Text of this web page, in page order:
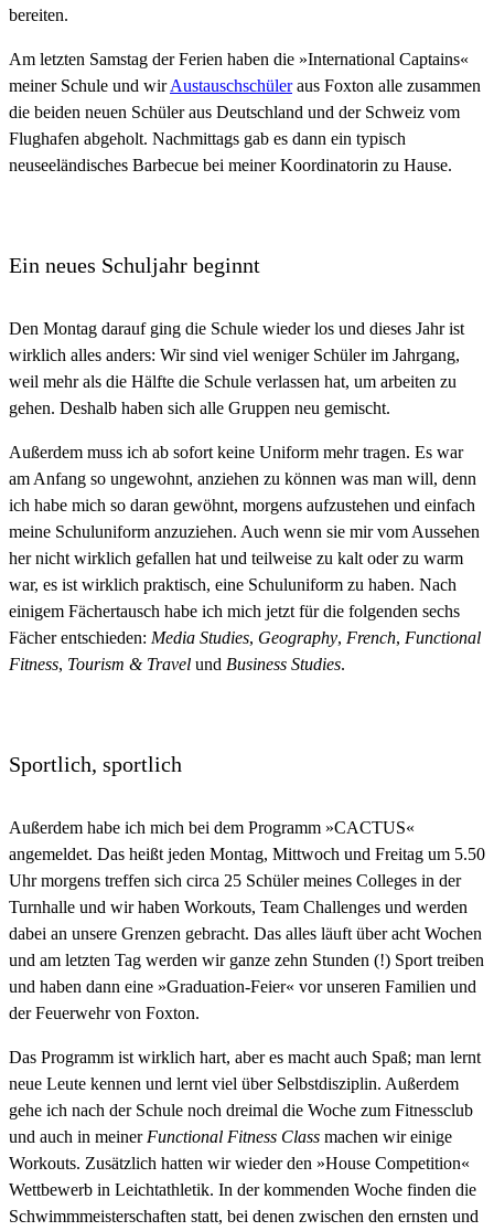
bereiten.
Am letzten Samstag der Ferien haben die »International Captains«
meiner Schule und wirAustauschschüleraus Foxton alle zusammen
die beiden neuen Schüler aus Deutschland und der Schweiz vom
Flughafen abgeholt. Nachmittags gab es dann ein typisch
neuseeländisches Barbecue bei meiner Koordinatorin zu Hause.
Ein neues Schuljahr beginnt
Den Montag darauf ging die Schule wieder los und dieses Jahr ist
wirklich alles anders: Wir sind viel weniger Schüler im Jahrgang,
weil mehr als die Hälfte die Schule verlassen hat, um arbeiten zu
gehen. Deshalb haben sich alle Gruppen neu gemischt.
Außerdem muss ich ab sofort keine Uniform mehr tragen. Es war
am Anfang so ungewohnt, anziehen zu können was man will, denn
ich habe mich so daran gewöhnt, morgens aufzustehen und einfach
meine Schuluniform anzuziehen. Auch wenn sie mir vom Aussehen
her nicht wirklich gefallen hat und teilweise zu kalt oder zu warm
war, es ist wirklich praktisch, eine Schuluniform zu haben. Nach
einigem Fächertausch habe ich mich jetzt für die folgenden sechs
Fächer entschieden: Media Studies, Geography, French, Functional
Fitness, Tourism & Travel und Business Studies.
Sportlich, sportlich
Außerdem habe ich mich bei dem Programm »CACTUS«
angemeldet. Das heißt jeden Montag, Mittwoch und Freitag um 5.50
Uhr morgens treffen sich circa 25 Schüler meines Colleges in der
Turnhalle und wir haben Workouts, Team Challenges und werden
dabei an unsere Grenzen gebracht. Das alles läuft über acht Wochen
und am letzten Tag werden wir ganze zehn Stunden (!) Sport treiben
und haben dann eine »Graduation-Feier« vor unseren Familien und
der Feuerwehr von Foxton.
Das Programm ist wirklich hart, aber es macht auch Spaß; man lernt
neue Leute kennen und lernt viel über Selbstdisziplin. Außerdem
gehe ich nach der Schule noch dreimal die Woche zum Fitnessclub
und auch in meiner Functional Fitness Class machen wir einige
Workouts. Zusätzlich hatten wir wieder den »House Competition«
Wettbewerb in Leichtathletik. In der kommenden Woche finden die
Schwimmmeisterschaften statt, bei denen zwischen den ernsten und